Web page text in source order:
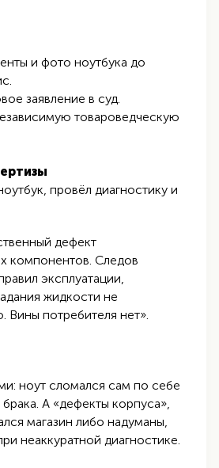
и фото ноутбука до
заявление в суд.
товароведческую
провёл диагностику и
дефект
компонентов. Следов
эксплуатации,
жидкости не
Вины потребителя нет».
ноут сломался сам по себе
А «дефекты корпуса»,
магазин либо надуманы,
неаккуратной диагностике.